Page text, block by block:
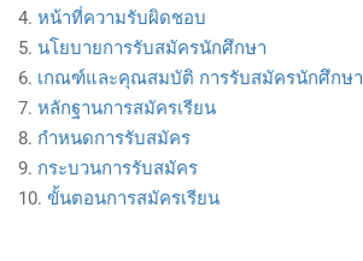
4. หน้าที่ความรับผิดชอบ
5. นโยบายการรับสมัครนักศึกษา
6. เกณฑ์และคุณสมบัติ การรับสมัครนักศึกษา
7. หลักฐานการสมัครเรียน
8. กำหนดการรับสมัคร
9. กระบวนการรับสมัคร
10. ขั้นตอนการสมัครเรียน